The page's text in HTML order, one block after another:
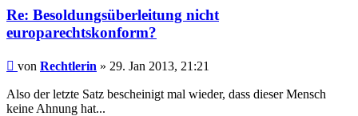
Re: Besoldungsüberleitung nicht
europarechtskonform?
Beitrag
von Rechtlerin » 29. Jan 2013, 21:21
Also der letzte Satz bescheinigt mal wieder, dass dieser Mensch
keine Ahnung hat...